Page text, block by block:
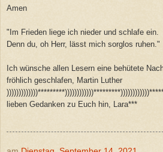
Amen
"Im Frieden liege ich nieder und schlafe ein.
Denn du, oh Herr, lässt mich sorglos ruhen."
Ich wünsche allen Lesern eine behütete
fröhlich geschlafen, Martin Luther
lieben Gedanken zu Euch hin, Lara***